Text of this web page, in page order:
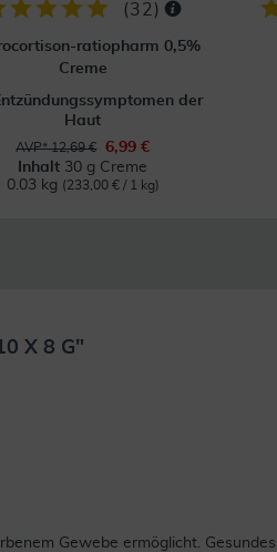
(32 )
ratiopharm 0,5%
Creme
der
Haut
AVP* 12,69 €
6,99 €
Inhalt 30 g Creme
0.03 kg (233,00 € / 1 kg)
X 8 G"
Gewebe ermöglicht.